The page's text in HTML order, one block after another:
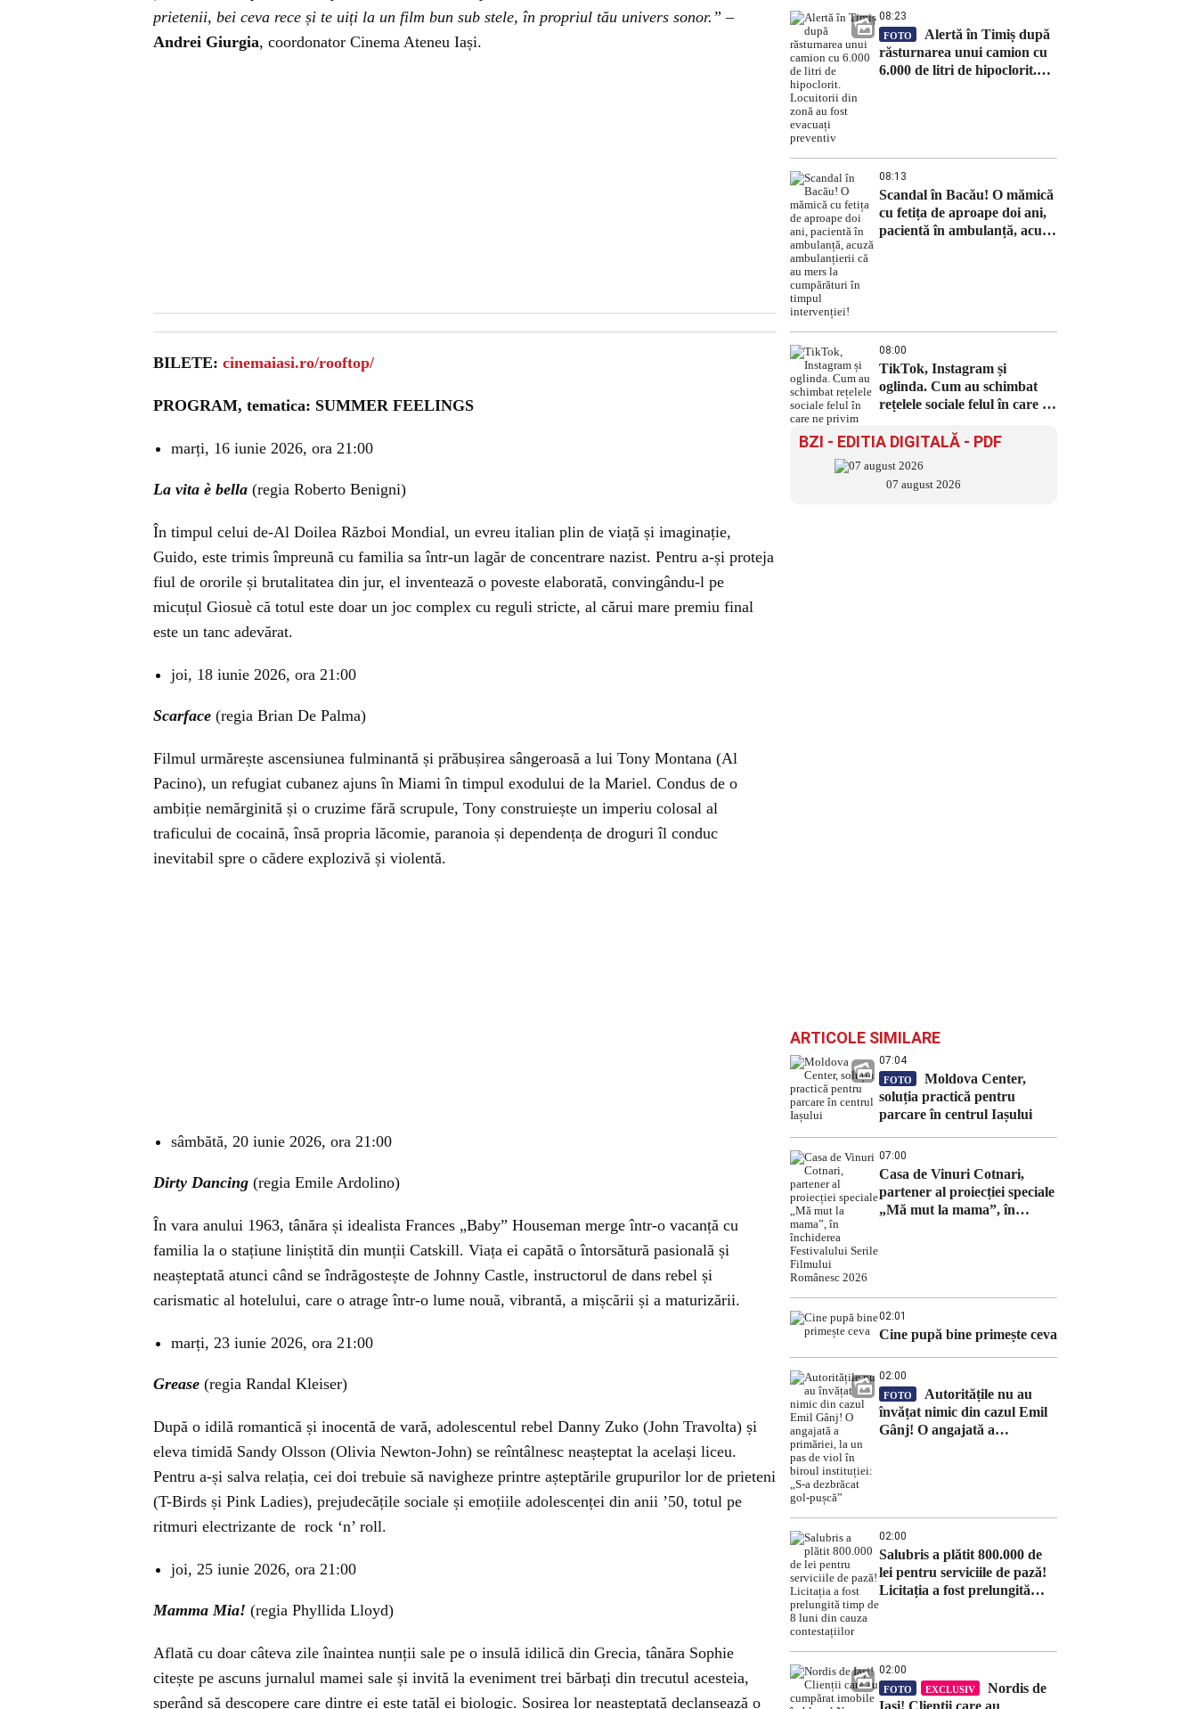
prietenii, bei ceva rece și te uiți la un film bun sub stele, în propriul tău univers sonor.” –
Andrei Giurgia, coordonator Cinema Ateneu Iași.
BILETE: cinemaiasi.ro/rooftop/
PROGRAM, tematica: SUMMER FEELINGS
marți, 16 iunie 2026, ora 21:00
La vita è bella (regia Roberto Benigni)
În timpul celui de-Al Doilea Război Mondial, un evreu italian plin de viață și imaginație,
Guido, este trimis împreună cu familia sa într-un lagăr de concentrare nazist. Pentru a-și proteja
fiul de ororile și brutalitatea din jur, el inventează o poveste elaborată, convingându-l pe
micuțul Giosuè că totul este doar un joc complex cu reguli stricte, al cărui mare premiu final
este un tanc adevărat.
joi, 18 iunie 2026, ora 21:00
Scarface (regia Brian De Palma)
Filmul urmărește ascensiunea fulminantă și prăbușirea sângeroasă a lui Tony Montana (Al
Pacino), un refugiat cubanez ajuns în Miami în timpul exodului de la Mariel. Condus de o
ambiție nemărginită și o cruzime fără scrupule, Tony construiește un imperiu colosal al
traficului de cocaină, însă propria lăcomie, paranoia și dependența de droguri îl conduc
inevitabil spre o cădere explozivă și violentă.
sâmbătă, 20 iunie 2026, ora 21:00
Dirty Dancing (regia Emile Ardolino)
În vara anului 1963, tânăra și idealista Frances „Baby” Houseman merge într-o vacanță cu
familia la o stațiune liniștită din munții Catskill. Viața ei capătă o întorsătură pasională și
neașteptată atunci când se îndrăgostește de Johnny Castle, instructorul de dans rebel și
carismatic al hotelului, care o atrage într-o lume nouă, vibrantă, a mișcării și a maturizării.
marți, 23 iunie 2026, ora 21:00
Grease (regia Randal Kleiser)
După o idilă romantică și inocentă de vară, adolescentul rebel Danny Zuko (John Travolta) și
eleva timidă Sandy Olsson (Olivia Newton-John) se reîntâlnesc neașteptat la același liceu.
Pentru a-și salva relația, cei doi trebuie să navigheze printre așteptările grupurilor lor de prieteni
(T-Birds și Pink Ladies), prejudecățile sociale și emoțiile adolescenței din anii ’50, totul pe
ritmuri electrizante de rock ‘n’ roll.
joi, 25 iunie 2026, ora 21:00
Mamma Mia! (regia Phyllida Lloyd)
Aflată cu doar câteva zile înaintea nunții sale pe o insulă idilică din Grecia, tânăra Sophie
citește pe ascuns jurnalul mamei sale și invită la eveniment trei bărbați din trecutul acesteia,
sperând să descopere care dintre ei este tatăl ei biologic. Sosirea lor neașteptată declanșează o
08:23
FOTO
Alertă în Timiș după
răsturnarea unui camion cu
6.000 de litri de hipoclorit.
08:13
Scandal în Bacău! O mămică
cu fetița de aproape doi ani,
pacientă în ambulanță, acuză
08:00
TikTok, Instagram și
oglinda. Cum au schimbat
rețelele sociale felul în care ne
BZI - EDITIA DIGITALĂ - PDF
07 august 2026
ARTICOLE SIMILARE
07:04
FOTO
Moldova Center,
soluția practică pentru
parcare în centrul Iașului
07:00
Casa de Vinuri Cotnari,
partener al proiecției speciale
„Mă mut la mama”, în
02:01
Cine pupă bine primește ceva
02:00
FOTO
Autoritățile nu au
învățat nimic din cazul Emil
Gânj! O angajată a
02:00
Salubris a plătit 800.000 de
lei pentru serviciile de pază!
Licitația a fost prelungită
02:00
FOTO EXCLUSIV
Nordis de
Iași! Clienții care au